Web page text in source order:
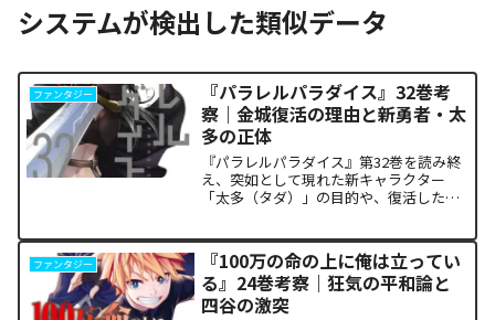
システムが検出した類似データ
ファンタジー
『パラレルパラダイス』32巻考
察｜金城復活の理由と新勇者・太
多の正体
『パラレルパラダイス』第32巻を読み終
え、突如として現れた新キャラクター
「太多（タダ）」の目的や、復活した邪
あまりにも重く、今後の世界の行方が気
になっている方も多いはずで...
ファンタジー
『100万の命の上に俺は立ってい
る』24巻考察｜狂気の平和論と
四谷の激突